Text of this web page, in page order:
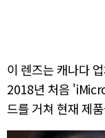
이 렌즈는 캐나다
2018년 처음
드를 거쳐 현재 제